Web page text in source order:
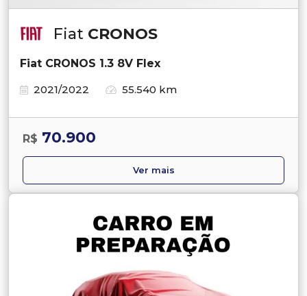
Fiat CRONOS
Fiat CRONOS 1.3 8V Flex
2021/2022
55.540 km
R$ 70.900
Ver mais